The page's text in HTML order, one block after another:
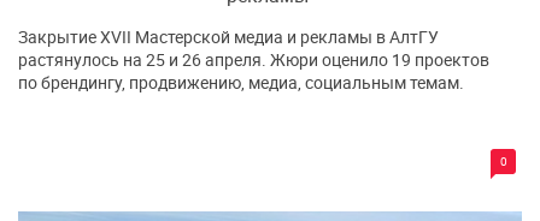
0
Закрытие XVII Мастерской медиа и рекламы в АлтГУ
растянулось на 25 и 26 апреля. Жюри оценило 19 проектов
по брендингу, продвижению, медиа, социальным темам.